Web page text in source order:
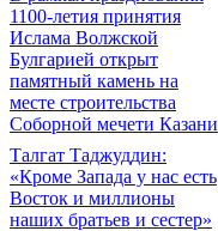
1100-летия принятия
Ислама Волжской
Булгарией открыт
памятный камень на
месте строительства
Соборной мечети Казани
Талгат Таджуддин:
«Кроме Запада у нас есть
Восток и миллионы
наших братьев и сестер»